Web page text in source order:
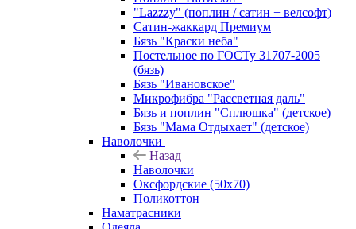
"Lazzzy" (поплин / сатин + велсофт)
Сатин-жаккард Премиум
Бязь "Краски неба"
Постельное по ГОСТу 31707-2005
(бязь)
Бязь "Ивановское"
Микрофибра "Рассветная даль"
Бязь и поплин "Сплюшка" (детское)
Бязь "Мама Отдыхает" (детское)
Наволочки
Назад
Наволочки
Оксфордские (50х70)
Поликоттон
Наматрасники